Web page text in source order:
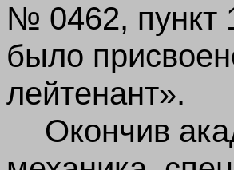
№ 0462, пункт
было
лейтенант».
Окончив